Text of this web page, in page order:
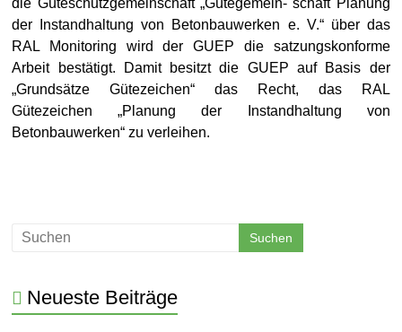
die Güteschutzgemeinschaft „Gütegemein- schaft Planung
der Instandhaltung von Betonbauwerken e. V.“ über das
RAL Monitoring wird der GUEP die satzungskonforme
Arbeit bestätigt. Damit besitzt die GUEP auf Basis der
„Grundsätze Gütezeichen“ das Recht, das RAL
Gütezeichen „Planung der Instandhaltung von
Betonbauwerken“ zu verleihen.
Neueste Beiträge